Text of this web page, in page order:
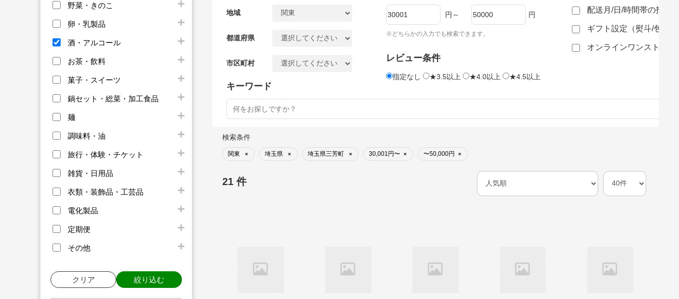
野菜・きのこ
卵・乳製品
酒・アルコール
お茶・飲料
菓子・スイーツ
鍋セット・総菜・加工食品
麺
調味料・油
旅行・体験・チケット
雑貨・日用品
衣類・装飾品・工芸品
電化製品
定期便
その他
クリア 絞り込む
地域
都道府県
市区町村
円～ 円
※どちらかの入力でも検索できます。
レビュー条件
指定なし ★3.5以上 ★4.0以上 ★4.5以上
配送月/日/時間帯の指定
ギフト設定（熨斗/包装
オンラインワンストップ
キーワード
検索条件
関東 × 埼玉県 × 埼玉県三芳町 × 30,001円〜 × 〜50,000円 ×
21 件